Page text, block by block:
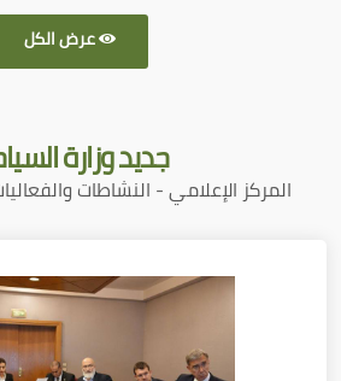
عرض الكل
جديدوزارة
المركز الإعلامي - النشاطات